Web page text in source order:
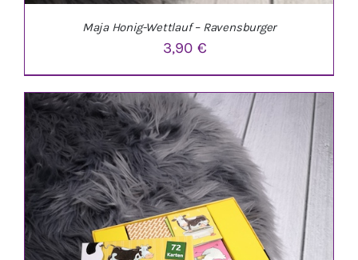
IN DEN WARENKORB / DETAILS
Maja Honig-Wettlauf – Ravensburger
3,90€